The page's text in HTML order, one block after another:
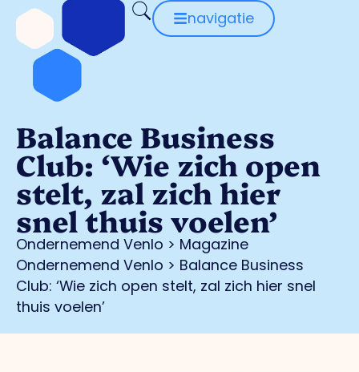
navigatie
Balance Business
Club: ‘Wie zich open
stelt, zal zich hier
snel thuis voelen’
Ondernemend Venlo > Magazine
Ondernemend Venlo > Balance Business
Club: ‘Wie zich open stelt, zal zich hier snel
thuis voelen’